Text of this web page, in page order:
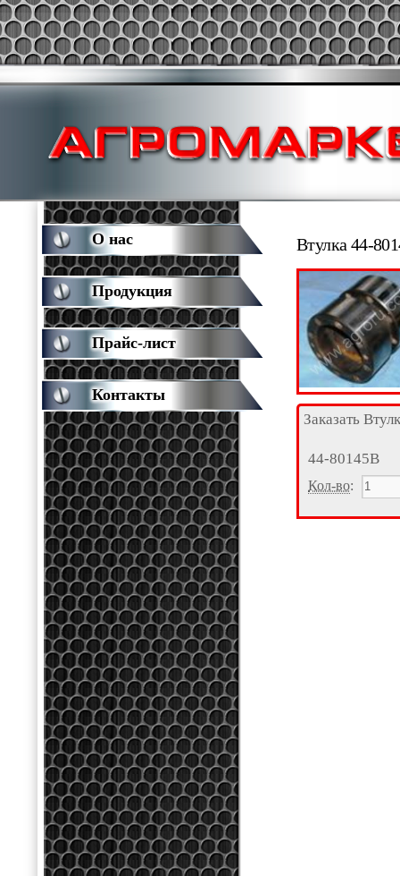
Втулка 44-
Заказать
44-80145В
Кол-во:
О нас
Продукция
Прайс-лист
Контакты